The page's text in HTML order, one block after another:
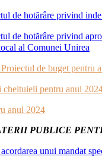
de hotărâre privind
de hotărâre privind
al Comunei Unirea
de buget pentru
pentru anul
anul 2024
PUBLICE
unui mandat